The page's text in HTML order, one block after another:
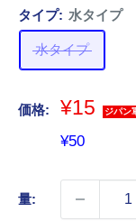
タイプ: 水タイプ
水タイプ
価格: ¥15 ジパン
販
¥50
量: